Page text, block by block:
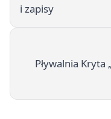
i zapisy
Pływalnia Kryta